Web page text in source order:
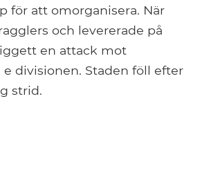
för att omorganisera. När
och levererade på
en attack mot
e divisionen. Staden föll efter
strid.